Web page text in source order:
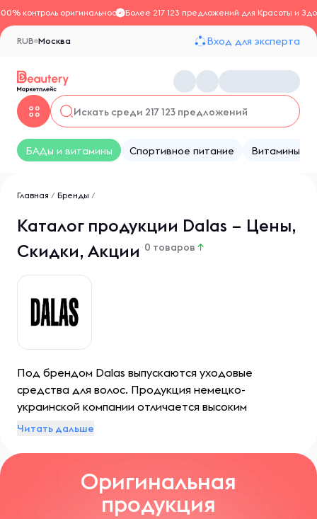
контроль оригинальностиБолее 217 123 предложений для Красоты и
Москва
RUB Вход для эксперта
БАДы и витамины Спортивное питание Витамины
Главная / Бренды /
Каталог продукции Dalas – Цены,
Скидки, Акции 0 товаров ↑
Под брендом Dalas выпускаются уходовые
средства для волос. Продукция немецко-
украинской компании отличается высоким
качеством и хорошо зарекомендовала себя на
Читать дальше
Оригинальная
продукция